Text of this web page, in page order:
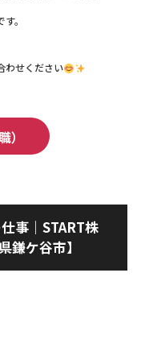
。
わせください
）
事｜START株
鎌ケ谷市】